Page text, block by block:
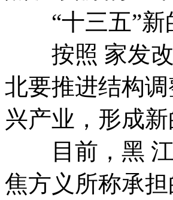
“十三五”新
按照 家发改
北要推进结构
兴产业，形成
目前，黑 江
焦方义所称承担